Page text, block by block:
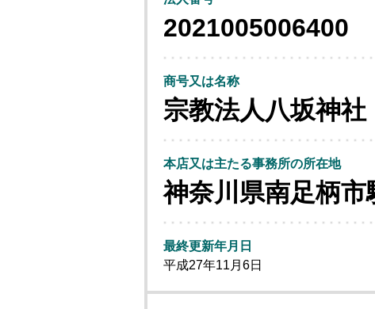
2021005006400
商号又は名称
宗教法人八坂神社
本店又は主たる事務所の所在地
神奈川県南足柄
最終更新年月日
平成27年11月6日